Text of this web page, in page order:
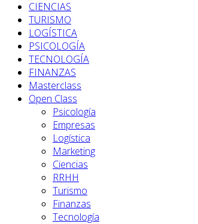
CIENCIAS
TURISMO
LOGÍSTICA
PSICOLOGÍA
TECNOLOGÍA
FINANZAS
Masterclass
Open Class
Psicología
Empresas
Logística
Marketing
Ciencias
RRHH
Turismo
Finanzas
Tecnología